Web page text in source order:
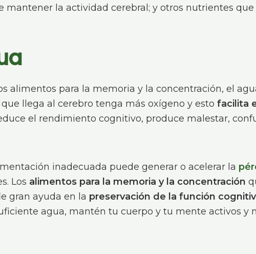
mantener la actividad cerebral; y otros nutrientes
alimentos para la memoria y la concentración, el
llega al cerebro tenga más oxígeno y estofacilita
el rendimiento cognitivo, produce malestar,
inadecuada puede generar o acelerar la
Los alimentos para la memoria y la concentración
gran ayuda en la preservación de la función
agua, mantén tu cuerpo y tu mente activos y